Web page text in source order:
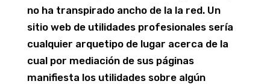
no ha transpirado ancho de la la red. Un
sitio web de utilidades profesionales serí­a
cualquier arquetipo de lugar acerca de la
cual por mediación de sus páginas
manifiesta los utilidades sobre algún